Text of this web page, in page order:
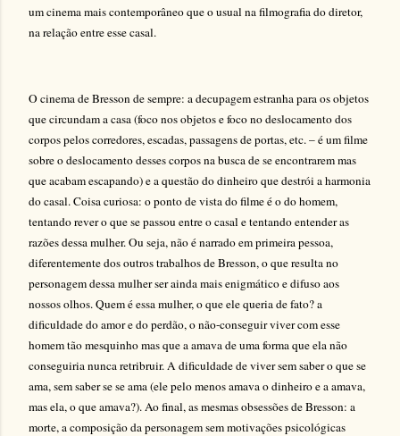
um cinema mais contemporâneo que o usual na filmografia do diretor,
na relação entre esse casal.
O cinema de Bresson de sempre: a decupagem estranha para os objetos
que circundam a casa (foco nos objetos e foco no deslocamento dos
corpos pelos corredores, escadas, passagens de portas, etc. – é um filme
sobre o deslocamento desses corpos na busca de se encontrarem mas
que acabam escapando) e a questão do dinheiro que destrói a harmonia
do casal. Coisa curiosa: o ponto de vista do filme é o do homem,
tentando rever o que se passou entre o casal e tentando entender as
razões dessa mulher. Ou seja, não é narrado em primeira pessoa,
diferentemente dos outros trabalhos de Bresson, o que resulta no
personagem dessa mulher ser ainda mais enigmático e difuso aos
nossos olhos. Quem é essa mulher, o que ele queria de fato? a
dificuldade do amor e do perdão, o não-conseguir viver com esse
homem tão mesquinho mas que a amava de uma forma que ela não
conseguiria nunca retribruir. A dificuldade de viver sem saber o que se
ama, sem saber se se ama (ele pelo menos amava o dinheiro e a amava,
mas ela, o que amava?). Ao final, as mesmas obsessões de Bresson: a
morte, a composição da personagem sem motivações psicológicas